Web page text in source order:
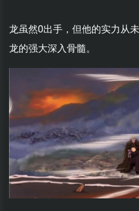
龙虽然0出手，但他的实力从
龙的强大深入骨髓。